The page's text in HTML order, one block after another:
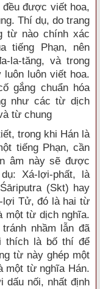
được viết hoa,
Thí dụ, do trang
từ nào chính xác
tiếng Phạn, nên
la-tăng, và trong
luôn viết hoa.
gắng chuẩn hóa
như các từ dịch
từ chung
trong khi Hán là
tiếng Phạn, cần
âm này sẽ được
Xá-lợi-phất, là
(Skt) hay
lợi Tử, đó là hai từ
một từ dịch nghĩa.
nhầm lẫn đã
thích là bố thí để
từ này ghép một
một từ nghĩa Hán.
dấu nối, nhất định